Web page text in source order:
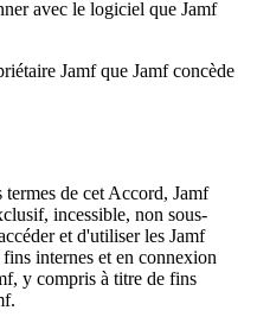
avec le logiciel que Jamf
Jamf que Jamf concède
termes de cet Accord, Jamf
incessible, non sous-
et d'utiliser les Jamf
internes et en connexion
y compris à titre de fins